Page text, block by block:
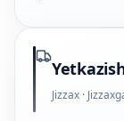
Jizzax ·